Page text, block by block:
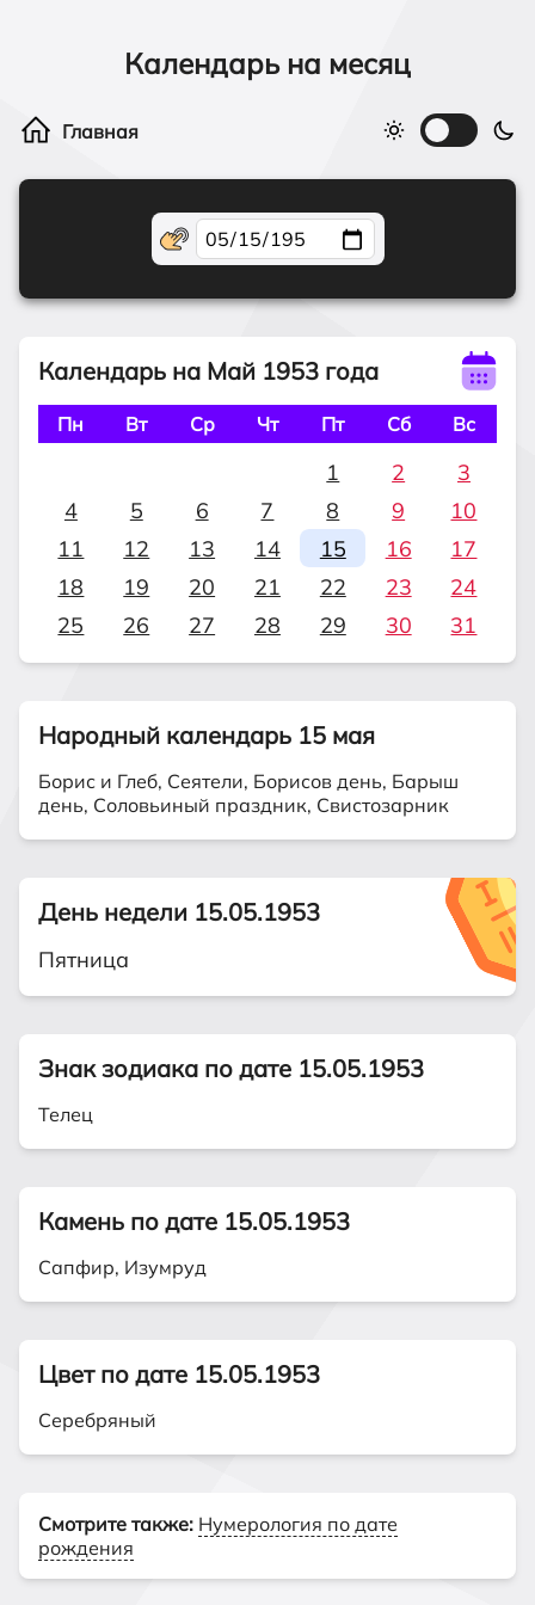
Календарь на месяц
Календарь на Май 1953 года
Пн Вт Ср Чт Пт Сб Вс
1 2
3
4
5 6 7 8 9
10
11
12 13 14 15 16
17
18
19 20 21 22 23
24
25
26 27 28 29 30 31
Народный календарь 15 мая
Борис и Глеб, Сеятели, Борисов день, Барыш
день, Соловьиный праздник, Свистозарник
День недели 15.05.1953
Пятница
Знак зодиака по дате 15.05.1953
Телец
Камень по дате 15.05.1953
Сапфир, Изумруд
Цвет по дате 15.05.1953
Серебряный
Смотрите также: Нумерология по дате
рождения